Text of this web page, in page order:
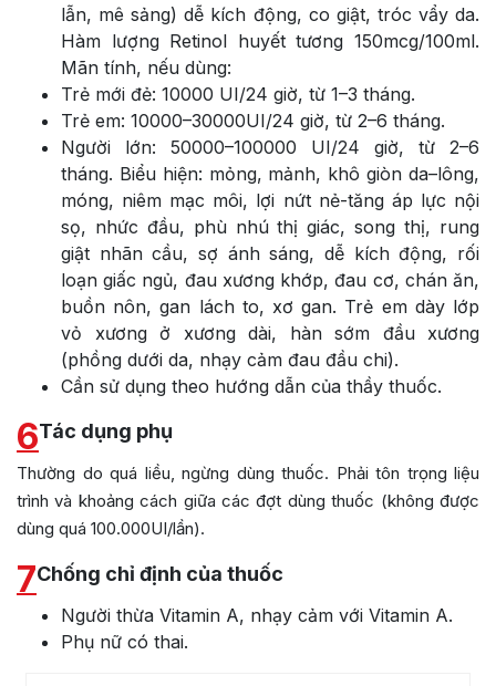
lẫn, mê sảng) dễ kích động, co giật, tróc vẩy da.
Hàm lượng Retinol huyết tương 150mcg/100ml.
Mãn tính, nếu dùng:
Trẻ mới đẻ: 10000 UI/24 giờ, từ 1–3 tháng.
Trẻ em: 10000–30000UI/24 giờ, từ 2–6 tháng.
Người lớn: 50000–100000 UI/24 giờ, từ 2–6
tháng. Biểu hiện: mỏng, mảnh, khô giòn da–lông,
móng, niêm mạc môi, lợi nứt nẻ-tăng áp lực nội
sọ, nhức đầu, phù nhú thị giác, song thị, rung
giật nhãn cầu, sợ ánh sáng, dễ kích động, rối
loạn giấc ngủ, đau xương khớp, đau cơ, chán ăn,
buồn nôn, gan lách to, xơ gan. Trẻ em dày lớp
vỏ xương ở xương dài, hàn sớm đầu xương
(phồng dưới da, nhạy cảm đau đầu chi).
Cần sử dụng theo hướng dẫn của thầy thuốc.
6Tác dụng phụ
Thường do quá liều, ngừng dùng thuốc. Phải tôn trọng liệu
trình và khoảng cách giữa các đợt dùng thuốc (không được
dùng quá 100.000UI/lần).
7Chống chỉ định của thuốc
Người thừa Vitamin A, nhạy cảm với Vitamin A.
Phụ nữ có thai.